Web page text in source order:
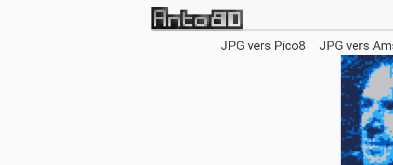
JPG vers Pico8 JPG vers